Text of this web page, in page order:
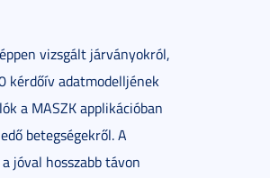
vizsgált járványokról,
kérdőív adatmodelljének
a MASZK applikációban
betegségekről. A
jóval hosszabb távon